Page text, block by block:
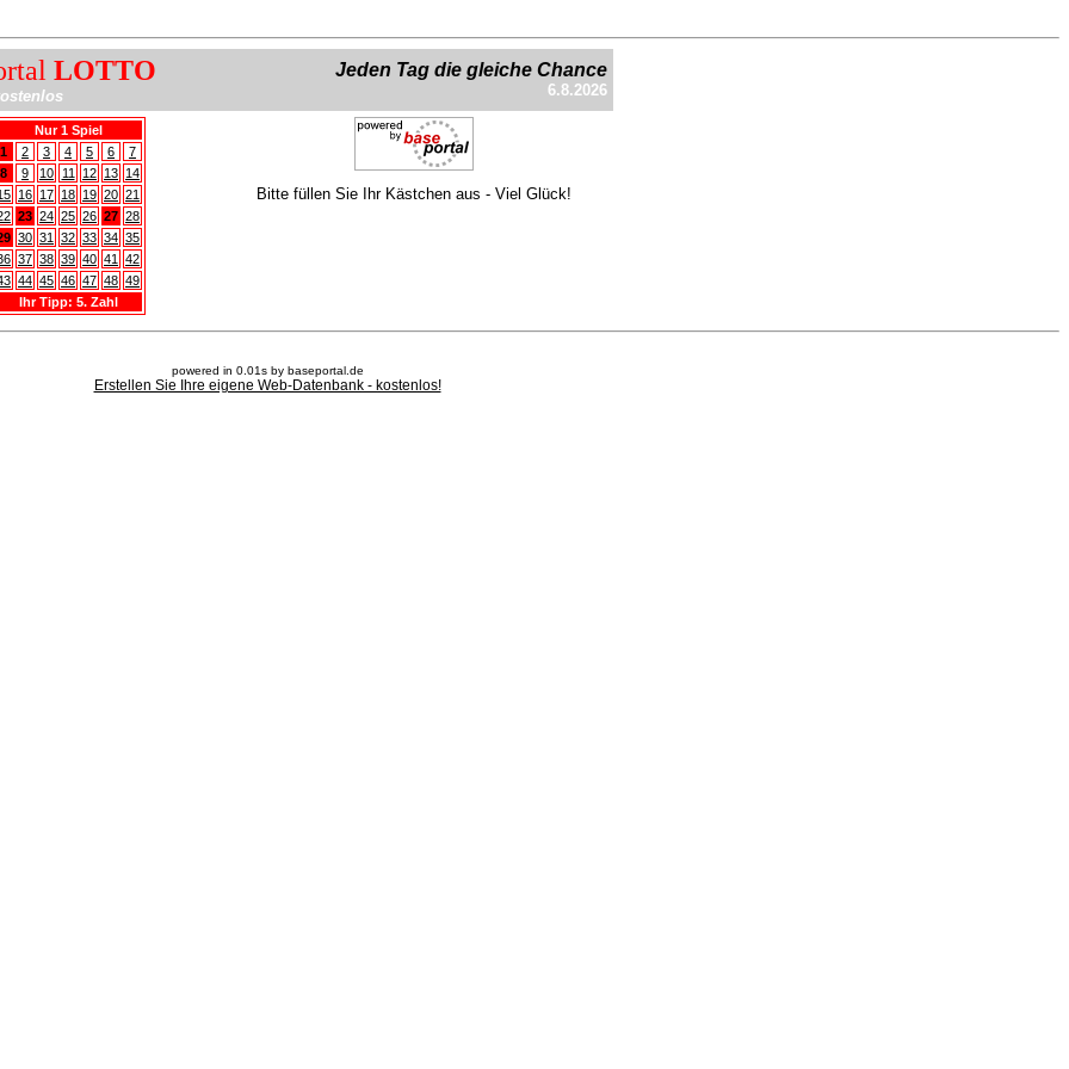
LOTTO Jeden Tag die gleiche Chance
6.8.2026
Nur 1 Spiel
1
2 3 4 5 6
7
8
9 10 11 12 13 14
16 17 18 19 20 21
23 24 25 26 27 28
30 31 32 33 34 35
37 38 39 40 41
42
44 45 46 47 48 49
Ihr Tipp: 5. Zahl
Bitte füllen Sie Ihr Kästchen aus - Viel Glück!
powered in 0.01s by baseportal.de
Erstellen Sie Ihre eigene Web-Datenbank - kostenlos!